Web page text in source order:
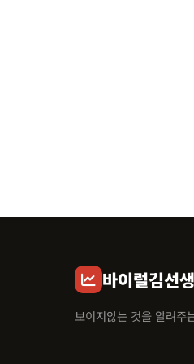
바이럴김선생
보이지않는 것을 알려주